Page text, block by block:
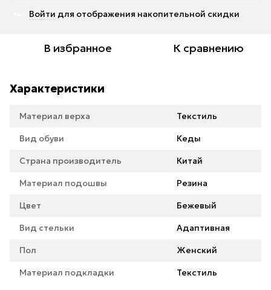
Войти для отображения накопительной скидки
В избранное К сравнению
Характеристики
Материал верха Текстиль
Вид обуви Кеды
Страна производитель Китай
Материал подошвы Резина
Цвет Бежевый
Вид стельки Адаптивная
Пол Женский
Материал подкладки Текстиль